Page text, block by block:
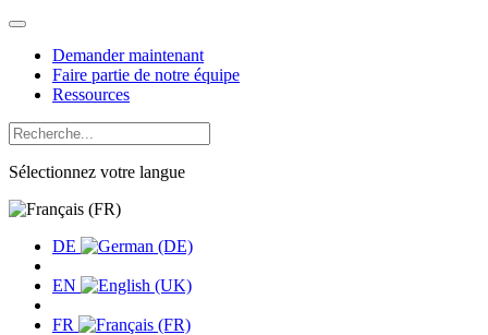
Demander maintenant
Faire partie de notre équipe
Ressources
Sélectionnez votre langue
DE
EN
FR